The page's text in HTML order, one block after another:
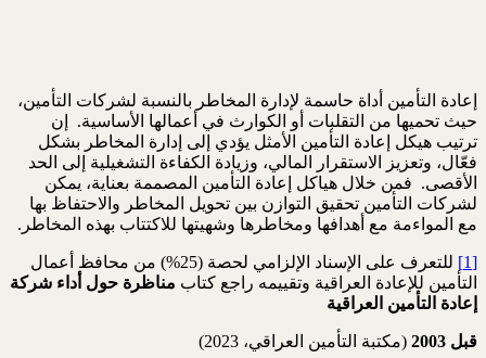
إعادة التأمين أداة حاسمة لإدارة المخاطر بالنسبة لشركات التأمين،
حيث تحميها من التقلبات أو الكوارث في أعمالها الأساسية. إن
ترتيب هيكل إعادة التأمين الأمثل يؤدي إلى إدارة المخاطر بشكل
فعّال، وتعزيز الاستقرار المالي، وزيادة الكفاءة التشغيلية إلى الحد
الأقصى. فمن خلال هياكل إعادة التأمين المصممة بعناية، يمكن
لشركات التأمين تحقيق التوازن بين تحويل المخاطر والاحتفاظ بها
مع المواءمة مع أهدافها ومخاطرها وشهيتها للاكتتاب بهذه المخاطر.
[1]
للتعرف على الإسناد الإلزامي لحصة (25%) من محافظ أعمال
التأمين للإعادة العراقية وتقييمه راجع كتاب مناظرة حول أداء شركة
إعادة التأمين العراقية
قبل 2003 (مكتبة التأمين العراقي، 2023)